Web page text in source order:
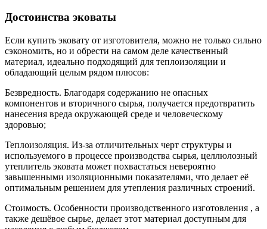
Достоинства эковаты
Если купить эковату от изготовителя, можно не только сильно
сэкономить, но и обрести на самом деле качественный
материал, идеально подходящий для теплоизоляции и
обладающий целым рядом плюсов:
Безвредность. Благодаря содержанию не опасных
компонентов и вторичного сырья, получается предотвратить
нанесения вреда окружающей среде и человеческому
здоровью;
Теплоизоляция. Из-за отличительных черт структуры и
используемого в процессе производства сырья, целлюлозный
утеплитель эковата может похвастаться невероятно
завышенными изоляционными показателями, что делает её
оптимальным решением для утепления различных строений.
Стоимость. Особенности производственного изготовления , а
также дешёвое сырье, делает этот материал доступным для